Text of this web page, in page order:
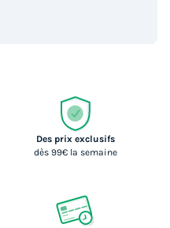
Des prix exclusifs
dès 99€ la semaine